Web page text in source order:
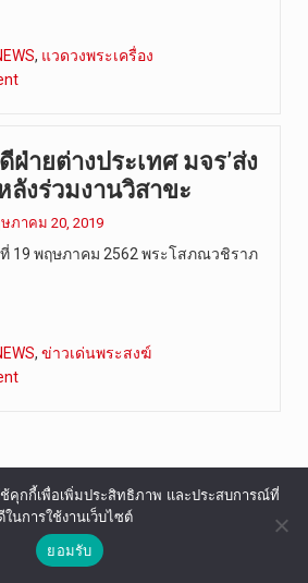
, แวดวงพระเครื่อง
ฝ่ายต่างประเทศ มจร’ส่ง
งร่วมงานวิสาขะ
ภาคม 20, 2019
ที่ 19 พฤษภาคม 2562 พระโสภณวชิราภ
, ข่าวเด่นพระสงฆ์
© 2022 The Buddh.
ช้คุกกี้เพื่อเพิ่มประสิทธิภาพ และประสบการณ์ที่
ในการใช้งานเว็บไซต์
ยอมรับ